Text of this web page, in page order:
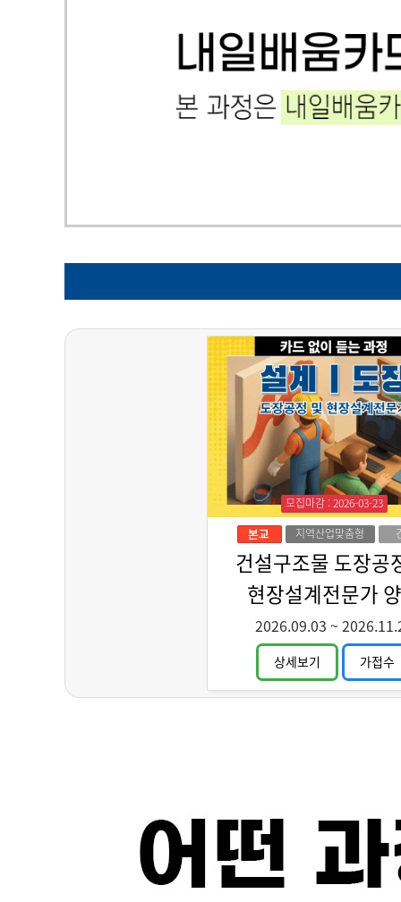
모집마감 : 2026-03-23
지역산업맞춤형
건설구조물 도장공
현장설계전문가
2026.09.03 ~
상세보기 가접수